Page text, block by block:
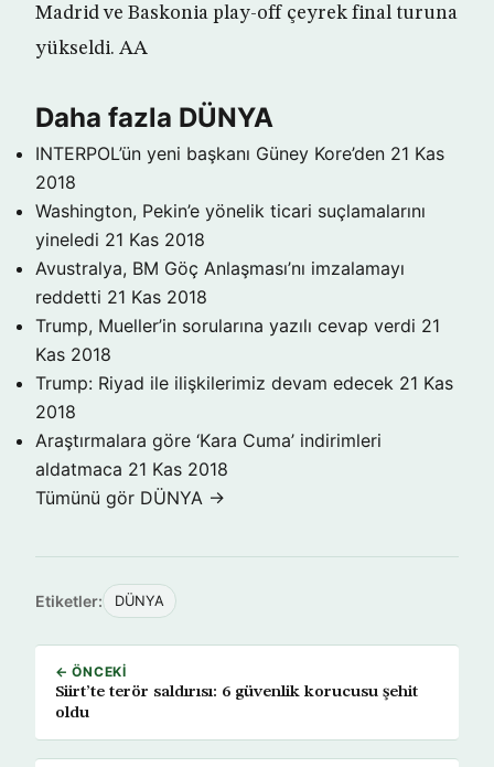
Madrid ve Baskonia play-off çeyrek final turuna
yükseldi. AA
Daha fazla DÜNYA
INTERPOL’ün yeni başkanı Güney Kore’den 21 Kas
2018
Washington, Pekin’e yönelik ticari suçlamalarını
yineledi 21 Kas 2018
Avustralya, BM Göç Anlaşması’nı imzalamayı
reddetti 21 Kas 2018
Trump, Mueller’in sorularına yazılı cevap verdi 21
Kas 2018
Trump: Riyad ile ilişkilerimiz devam edecek 21 Kas
2018
Araştırmalara göre ‘Kara Cuma’ indirimleri
aldatmaca 21 Kas 2018
Tümünü gör DÜNYA →
Etiketler: DÜNYA
← ÖNCEKI
Siirt’te terör saldırısı: 6 güvenlik korucusu şehit
oldu